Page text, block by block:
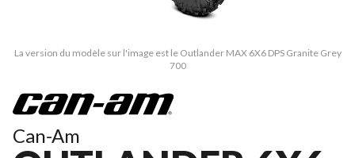
La version du modèle sur l'image est le Outlander MAX 6X6 DPS Granite Grey
700
Can-Am